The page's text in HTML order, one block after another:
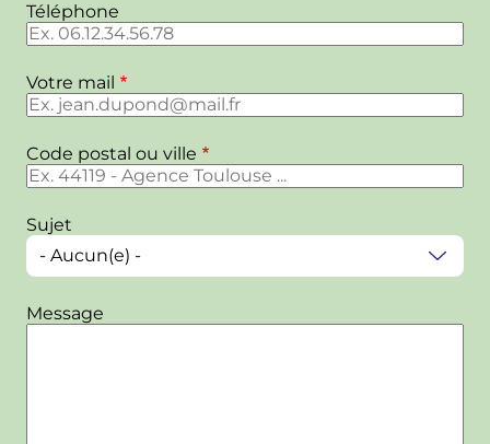
Téléphone
Votre mail
Code postal ou ville
Sujet
Message